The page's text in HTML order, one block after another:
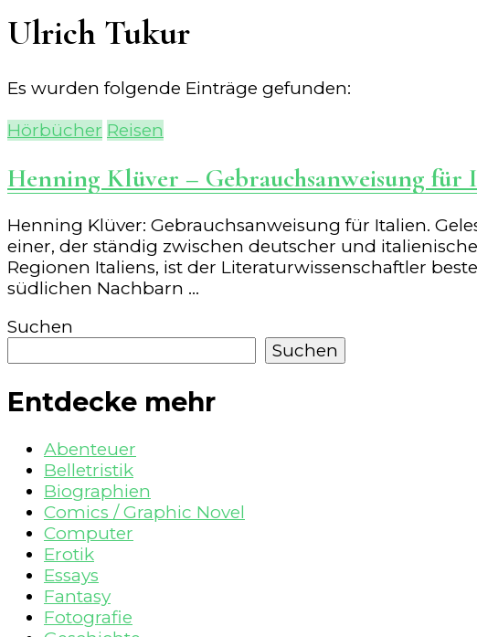
Ulrich Tukur
Es wurden folgende Einträge gefunden:
Hörbücher Reisen
Henning Klüver – Gebrauchsanweisung für
Henning Klüver: Gebrauchsanweisung für Italien.
einer, der ständig zwischen deutscher und
Regionen Italiens, ist der Literaturwissenschaftler
südlichen Nachbarn …
Suchen
Suchen
Entdecke mehr
Abenteuer
Belletristik
Biographien
Comics / Graphic Novel
Computer
Erotik
Essays
Fantasy
Fotografie